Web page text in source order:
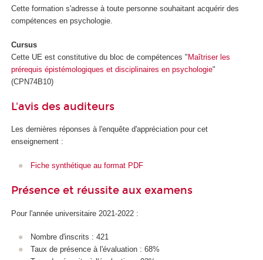
Cette formation s'adresse à toute personne souhaitant acquérir des
compétences en psychologie.
Cursus
Cette UE est constitutive du bloc de compétences "Maîtriser les
prérequis épistémologiques et disciplinaires en psychologie"
(CPN74B10)
L'avis des auditeurs
Les dernières réponses à l'enquête d'appréciation pour cet
enseignement :
Fiche synthétique au format PDF
Présence et réussite aux examens
Pour l'année universitaire 2021-2022 :
Nombre d'inscrits : 421
Taux de présence à l'évaluation : 68%